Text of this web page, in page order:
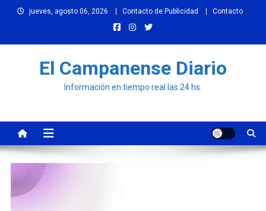
jueves, agosto 06, 2026 Contacto de Publicidad Contacto
El Campanense Diario
Información en tiempo real las 24 hs.